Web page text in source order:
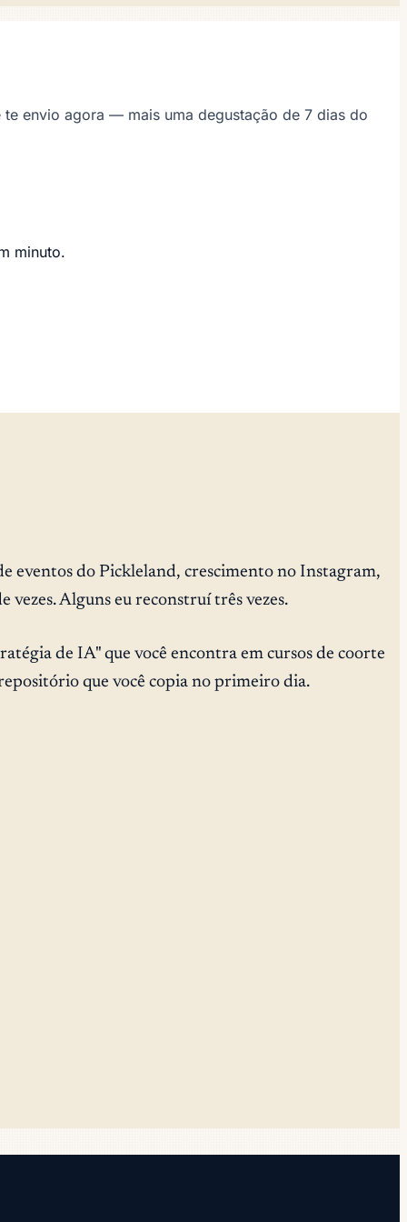
envio agora — mais uma degustação de 7 dias do
minuto.
eventos do Pickleland, crescimento no Instagram,
vezes. Alguns eu reconstruí três vezes.
de IA" que você encontra em cursos de coorte
que você copia no primeiro dia.